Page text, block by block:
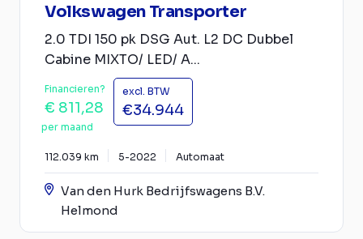
Volkswagen Transporter
2.0 TDI 150 pk DSG Aut. L2 DC Dubbel
Cabine MIXTO/ LED/ A...
Financieren?
€ 811,28
per maand
excl. BTW
€34.944
112.039 km 5-2022 Automaat
Van den Hurk Bedrijfswagens B.V.
Helmond